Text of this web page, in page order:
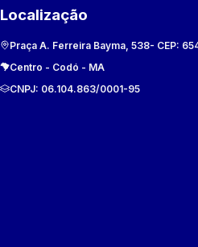
Localização
Praça A. Ferreira Bayma, 538- CEP:
Centro - Codó - MA
CNPJ: 06.104.863/0001-95